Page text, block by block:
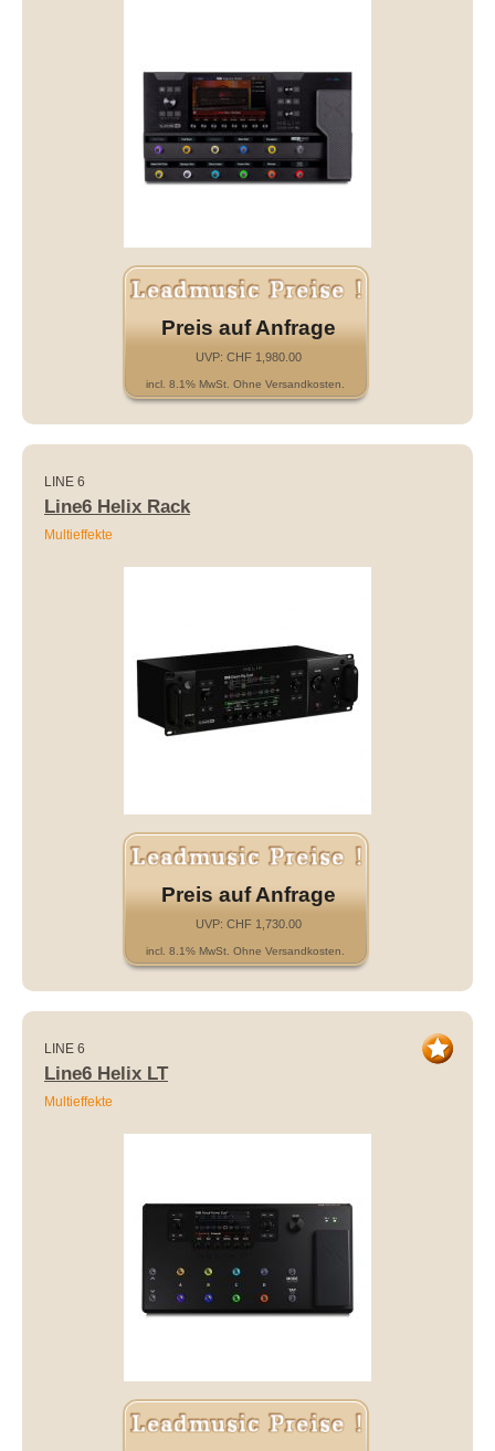
Preis auf Anfrage
UVP: CHF 1,980.00
incl. 8.1% MwSt. Ohne Versandkosten.
LINE 6
Line6 Helix Rack
Multieffekte
Preis auf Anfrage
UVP: CHF 1,730.00
incl. 8.1% MwSt. Ohne Versandkosten.
LINE 6
Line6 Helix LT
Multieffekte